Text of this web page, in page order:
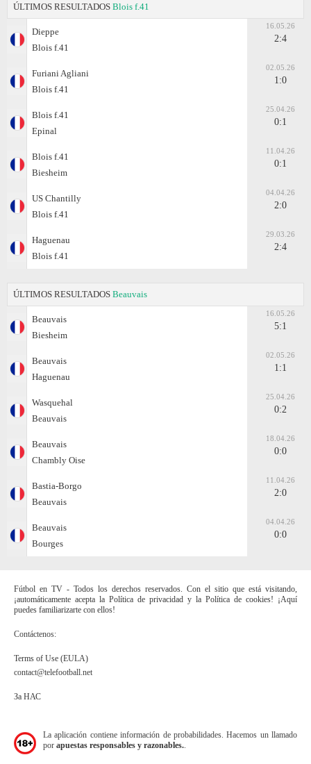
ÚLTIMOS RESULTADOS Blois f.41
Dieppe
Blois f.41
16.05.26
2:4
Furiani Agliani
Blois f.41
02.05.26
1:0
Blois f.41
Epinal
25.04.26
0:1
Blois f.41
Biesheim
11.04.26
0:1
US Chantilly
Blois f.41
04.04.26
2:0
Haguenau
Blois f.41
29.03.26
2:4
ÚLTIMOS RESULTADOS Beauvais
Beauvais
Biesheim
16.05.26
5:1
Beauvais
Haguenau
02.05.26
1:1
Wasquehal
Beauvais
25.04.26
0:2
Beauvais
Chambly Oise
18.04.26
0:0
Bastia-Borgo
Beauvais
11.04.26
2:0
Beauvais
Bourges
04.04.26
0:0
Fútbol en TV - Todos los derechos reservados. Con el sitio que está visitando,
¡automáticamente acepta la Política de privacidad y la Política de cookies! ¡Aquí
puedes familiarizarte con ellos!
Contáctenos:
Terms of Use (EULA)
contact@telefootball.net
За НАС
La aplicación contiene información de probabilidades. Hacemos un llamado
por apuestas responsables y razonables.